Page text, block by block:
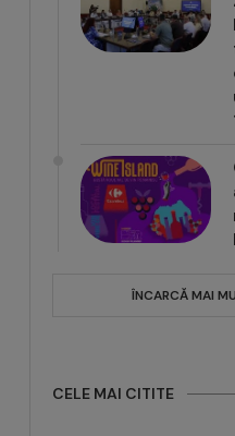
ÎNCARCĂ MAI
CELE MAI CITITE